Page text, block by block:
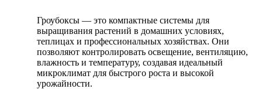
Гроубоксы — это компактные системы для
выращивания растений в домашних условиях,
теплицах и профессиональных хозяйствах. Они
позволяют контролировать освещение, вентиляцию,
влажность и температуру, создавая идеальный
микроклимат для быстрого роста и высокой
урожайности.